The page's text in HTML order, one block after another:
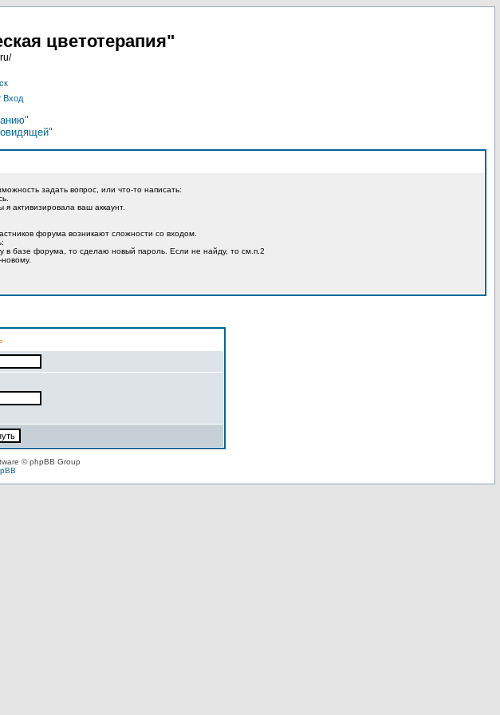
цветотерапия"
Вход
задать вопрос, или что-то написать:
я активизировала ваш аккаунт.
форума возникают сложности со входом.
в базе форума, то сделаю новый пароль. Если не найду, то см.п.2
© phpBB Group